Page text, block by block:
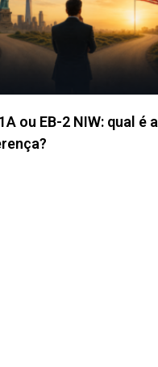
ou EB-2 NIW: qual é a